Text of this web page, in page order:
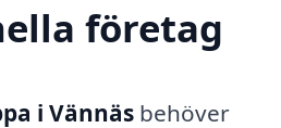
företag
i Vännäs behöver